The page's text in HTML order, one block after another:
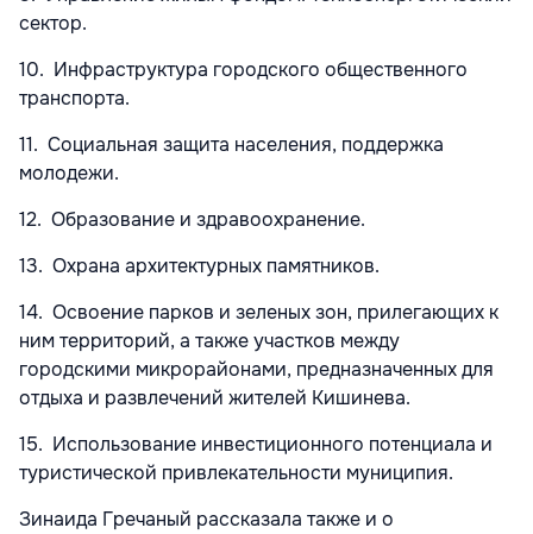
сектор.
10. Инфраструктура городского общественного
транспорта.
11. Социальная защита населения, поддержка
молодежи.
12. Образование и здравоохранение.
13. Охрана архитектурных памятников.
14. Освоение парков и зеленых зон, прилегающих к
ним территорий, а также участков между
городскими микрорайонами, предназначенных для
отдыха и развлечений жителей Кишинева.
15. Использование инвестиционного потенциала и
туристической привлекательности муниципия.
Зинаида Гречаный рассказала также и о